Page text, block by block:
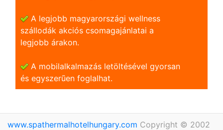
A legjobb magyarországi wellness
szállodák akciós csomagajánlatai a
legjobb árakon.
A mobilalkalmazás letöltésével gyorsan
és egyszerũen foglalhat.
www.spathermalhotelhungary.com Copyright © 2002